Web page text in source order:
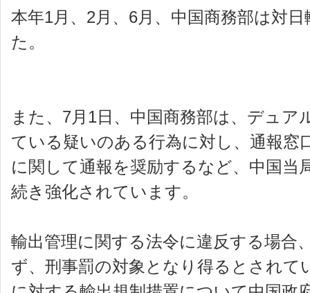
本年1月、2月、6月、中国商務部は対
た。
また、7月1日、中国商務部は、デュア
ている疑いのある行為に対し、通報窓
に関して通報を奨励するなど、中国当
続き強化されています。
輸出管理に関する法令に違反する場合
ず、刑事罰の対象となり得るとされて